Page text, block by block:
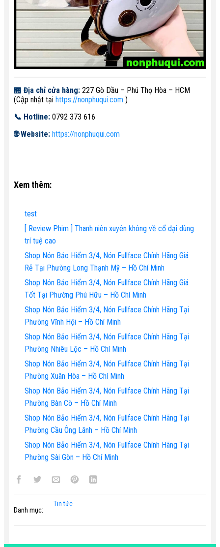
🏪 Địa chỉ cửa hàng: 227 Gò Dầu – Phú Thọ Hòa – HCM
(Cập nhật tại https://nonphuqui.com )
📞 Hotline: 0792 373 616
🌐 Website: https://nonphuqui.com
Xem thêm:
test
[ Review Phim ] Thanh niên xuyên không về cổ dại dùng
trí tuệ cao
Shop Nón Bảo Hiểm 3/4, Nón Fullface Chính Hãng Giá
Rẻ Tại Phường Long Thạnh Mỹ – Hồ Chí Minh
Shop Nón Bảo Hiểm 3/4, Nón Fullface Chính Hãng Giá
Tốt Tại Phường Phú Hữu – Hồ Chí Minh
Shop Nón Bảo Hiểm 3/4, Nón Fullface Chính Hãng Tại
Phường Vĩnh Hội – Hồ Chí Minh
Shop Nón Bảo Hiểm 3/4, Nón Fullface Chính Hãng Tại
Phường Nhiêu Lộc – Hồ Chí Minh
Shop Nón Bảo Hiểm 3/4, Nón Fullface Chính Hãng Tại
Phường Xuân Hòa – Hồ Chí Minh
Shop Nón Bảo Hiểm 3/4, Nón Fullface Chính Hãng Tại
Phường Bàn Cờ – Hồ Chí Minh
Shop Nón Bảo Hiểm 3/4, Nón Fullface Chính Hãng Tại
Phường Cầu Ông Lãnh – Hồ Chí Minh
Shop Nón Bảo Hiểm 3/4, Nón Fullface Chính Hãng Tại
Phường Sài Gòn – Hồ Chí Minh
Danh mục:
Tin tức